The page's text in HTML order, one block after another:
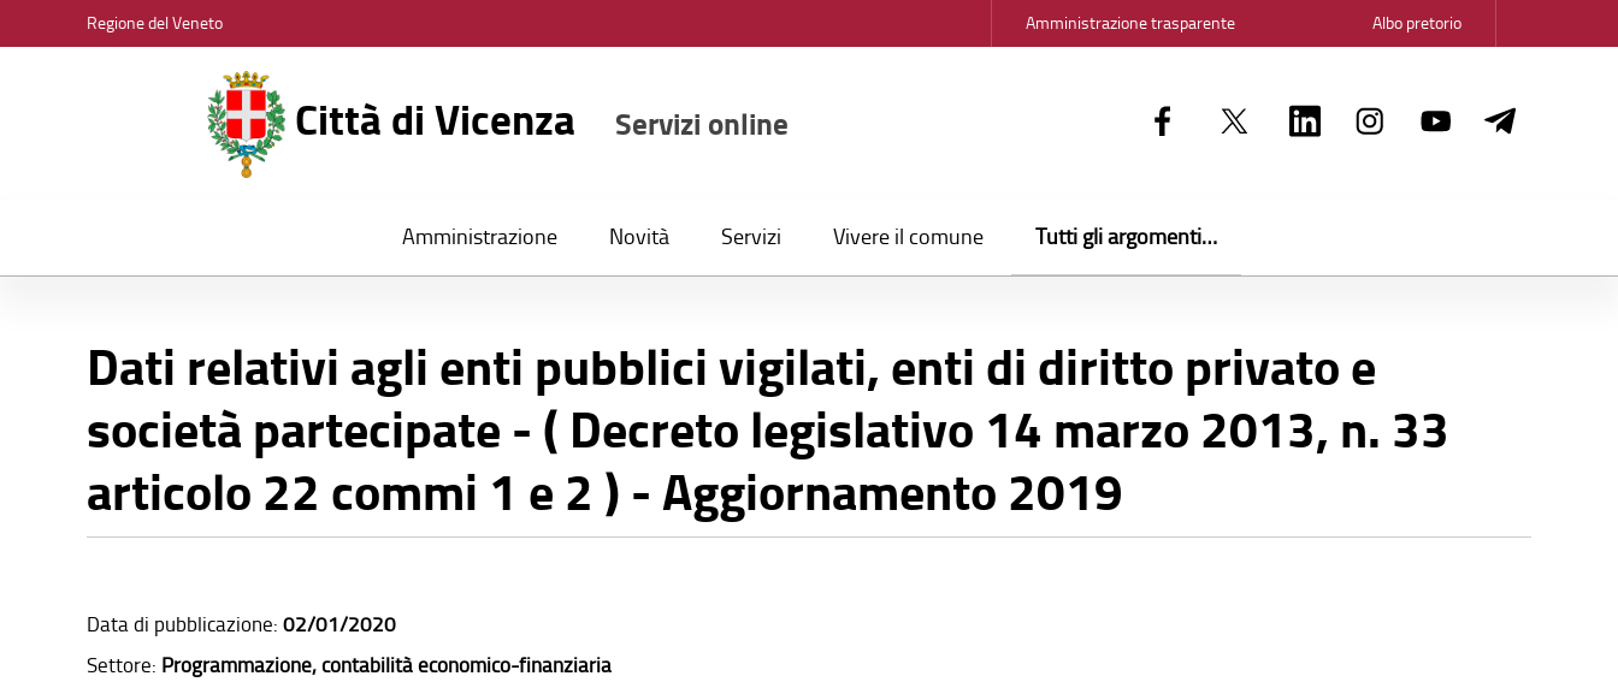
DI
Regione del Veneto Amministrazione trasparente Albo pretorio
Città di Vicenza Servizi online
Amministrazione Novità Servizi Vivere il comune Tutti gli argomenti…
Dati relativi agli enti pubblici vigilati, enti di diritto privato e
società partecipate - ( Decreto legislativo 14 marzo 2013, n. 33
articolo 22 commi 1 e 2 ) - Aggiornamento 2019
Data di pubblicazione: 02/01/2020
Settore: Programmazione, contabilità economico-finanziaria